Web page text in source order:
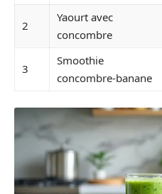
2
Yaourt avec
concombre
3
Smoothie
concombre-banane